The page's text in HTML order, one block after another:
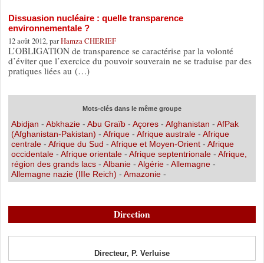
Dissuasion nucléaire : quelle transparence
environnementale ?
12 août 2012, parHamza CHERIEF
L’OBLIGATION de transparence se caractérise par la volonté
d’éviter que l’exercice du pouvoir souverain ne se traduise par des
pratiques liées au (…)
Mots-clés dans le même groupe
Abidjan - Abkhazie- Abu Graïb- Açores- Afghanistan - AfPak
(Afghanistan-Pakistan) - Afrique- Afrique australe- Afrique
centrale - Afrique du Sud - Afrique et Moyen-Orient - Afrique
occidentale - Afrique orientale - Afrique septentrionale - Afrique,
région des grands lacs- Albanie - Algérie - Allemagne -
Allemagne nazie (IIIe Reich) - Amazonie-
Direction
Directeur, P. Verluise